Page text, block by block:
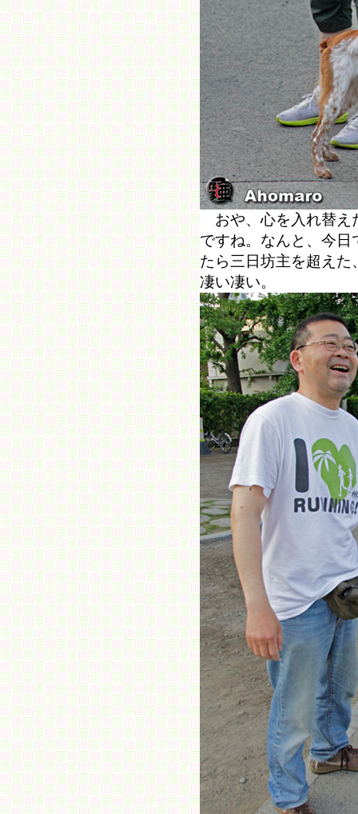
おや、心を入れ替え
ですね。なんと、今
たら三日坊主を超え
凄い凄い。